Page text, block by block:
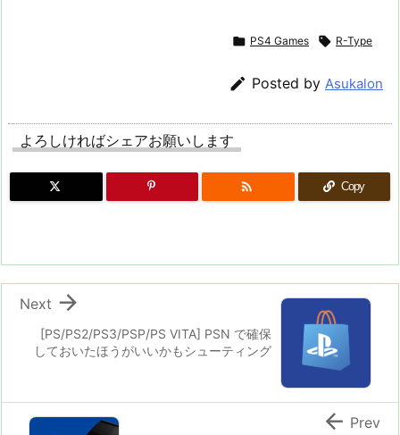
 PS4 Games  R-Type
 Posted by Asukalon
よろしければシェアお願いします
 Copy
[PS/PS2/PS3/PSP/PS VITA] PSN で確保
しておいたほうがいいかもシューティング

Next
 Prev